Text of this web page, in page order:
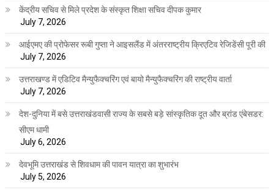
केंद्रीय सचिव से मिले प्रदेश के संस्कृत शिक्षा सचिव दीपक कुमार
July 7, 2026
आईएमए की प्रोफेसर रूबी गुप्ता ने आइसलैंड में अंतरराष्ट्रीय क्रिएटिव रेजिडेंसी पूरी की
July 7, 2026
उत्तराखण्ड में एडिटिव मैन्युफैक्चरिंग एवं बायो मैन्युफैक्चरिंग की राष्ट्रीय वार्ता
July 7, 2026
देश-दुनिया में बसे उत्तराखंडवासी राज्य के सबसे बड़े सांस्कृतिक दूत और ब्रांड एंबेसडर:
सीएम धामी
July 6, 2026
देवभूमि उत्तराखंड से शिवधाम की पावन यात्रा का शुभारंभ
July 5, 2026